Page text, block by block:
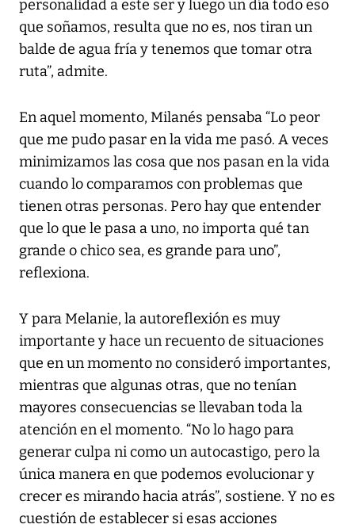
personalidad a este ser y luego un día todo eso
que soñamos, resulta que no es, nos tiran un
balde de agua fría y tenemos que tomar otra
ruta”, admite.
En aquel momento, Milanés pensaba “Lo peor
que me pudo pasar en la vida me pasó. A veces
minimizamos las cosa que nos pasan en la vida
cuando lo comparamos con problemas que
tienen otras personas. Pero hay que entender
que lo que le pasa a uno, no importa qué tan
grande o chico sea, es grande para uno”,
reflexiona.
Y para Melanie, la autoreflexión es muy
importante y hace un recuento de situaciones
que en un momento no consideró importantes,
mientras que algunas otras, que no tenían
mayores consecuencias se llevaban toda la
atención en el momento. “No lo hago para
generar culpa ni como un autocastigo, pero la
única manera en que podemos evolucionar y
crecer es mirando hacia atrás”, sostiene. Y no es
cuestión de establecer si esas acciones